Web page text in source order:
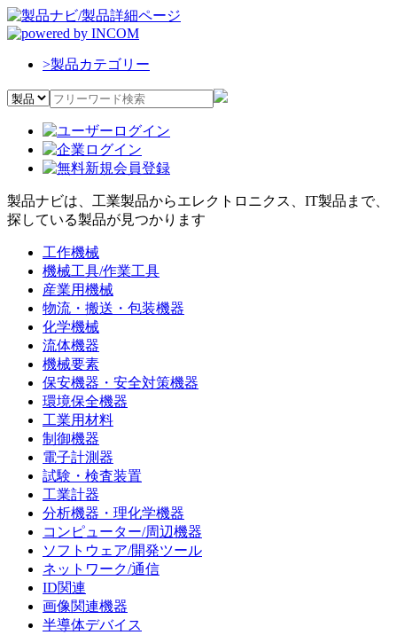
>製品カテゴリー
製品ナビは、工業製品からエレクトロニクス、IT製品まで、
探している製品が見つかります
工作機械
機械工具/作業工具
産業用機械
物流・搬送・包装機器
化学機械
流体機器
機械要素
保安機器・安全対策機器
環境保全機器
工業用材料
制御機器
電子計測器
試験・検査装置
工業計器
分析機器・理化学機器
コンピューター/周辺機器
ソフトウェア/開発ツール
ネットワーク/通信
ID関連
画像関連機器
半導体デバイス